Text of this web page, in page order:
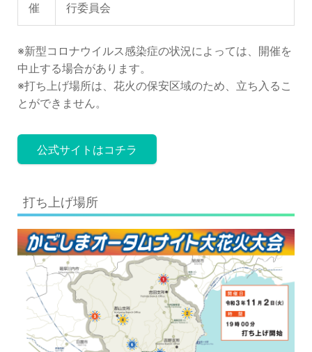
催
行委員会
※新型コロナウイルス感染症の状況によっては、開催を
中止する場合があります。
※打ち上げ場所は、花火の保安区域のため、立ち入るこ
とができません。
公式サイトはコチラ
打ち上げ場所